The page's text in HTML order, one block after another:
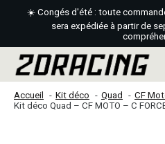
☀️ Congés d'été : toute
sera expédiée à partir de
Accueil Kit déco Quad CF
Kit déco Quad – CF MOTO – C